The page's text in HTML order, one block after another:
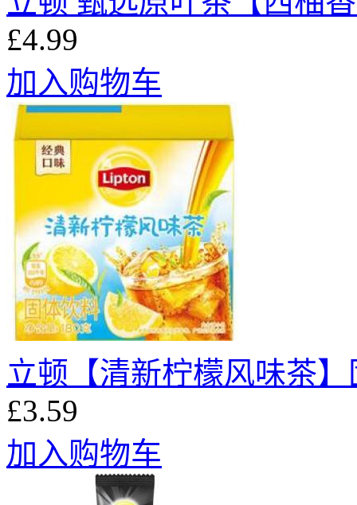
£4.99
加入购物车
立顿【清新柠檬风味茶
£3.59
加入购物车